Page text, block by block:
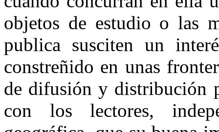
objetos de estudio o las
publica susciten un
constreñido en unas
de difusión y distribución
con los lectores,